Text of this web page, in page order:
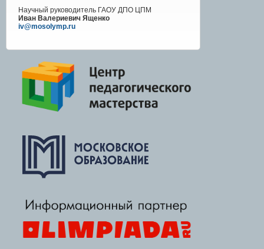
Научный руководитель ГАОУ ДПО ЦПМ
Иван Валериевич Ященко
iv@mosolymp.ru